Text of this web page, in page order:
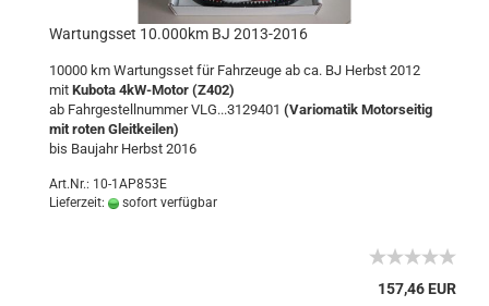
Wartungsset 10.000km BJ 2013-2016
10000 km Wartungsset für Fahrzeuge ab ca. BJ Herbst 2012
mit Kubota 4kW-Motor (Z402)
ab Fahrgestellnummer VLG...3129401 (Variomatik Motorseitig
mit roten Gleitkeilen)
bis Baujahr Herbst 2016
Art.Nr.: 10-1AP853E
Lieferzeit:
sofort verfügbar
157,46 EUR